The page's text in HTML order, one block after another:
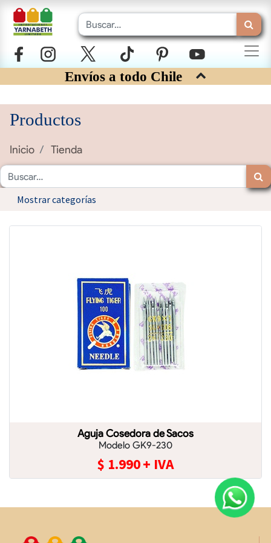
Envíos a todo Chile
Productos
Inicio Tienda
Mostrar categorías
Aguja Cosedora de Sacos
Modelo GK9-230
$ 1.990+ IVA